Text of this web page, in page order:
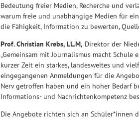
Bedeutung freier Medien, Recherche und
warum freie und unabhängige Medien für
die Fähigkeit, Information zu bewerten,
Prof. Christian Krebs, LL.M, Direktor der
„Gemeinsam mit Journalismus macht
kurzer Zeit ein starkes, landesweites und
eingegangenen Anmeldungen für die
Nerv getroffen haben und ein hoher Bedarf
Informations- und Nachrichtenkompetenz
Die Angebote richten sich an Schüler*innen